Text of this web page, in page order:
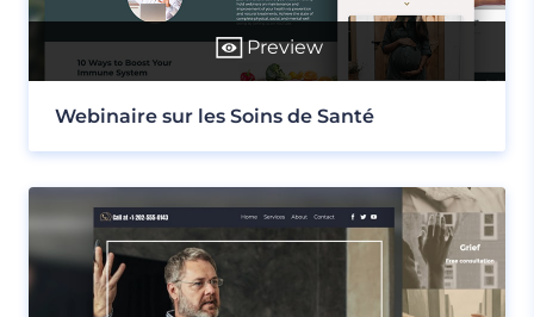
Preview
Webinaire sur les Soins de Santé